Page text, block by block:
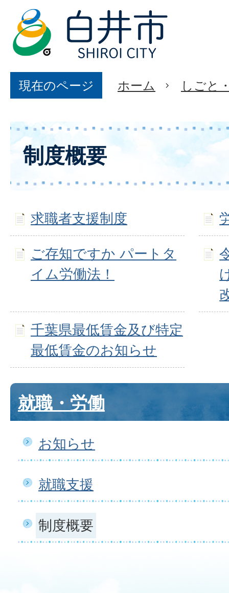
現在のページ ホーム しごと
制度概要
求職者支援制度
ご存知ですか パートタ
イム労働法！
千葉県最低賃金及び特定
最低賃金のお知らせ
就職・労働
お知らせ
就職支援
制度概要